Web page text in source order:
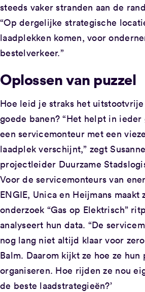
steeds vaker stranden aan de
“Op dergelijke strategische
laadplekken komen, voor
bestelverkeer.”
Oplossen van puzzel
Hoe leid je straks het
goede banen? “Het helpt in ieder
een servicemonteur met een
laadplek verschijnt,” zegt
projectleider Duurzame
Voor de servicemonteurs van
ENGIE, Unica en Heijmans maakt
onderzoek “Gas op Elektrisch”
analyseert hun data. “De
nog lang niet altijd klaar voor
Balm. Daarom kijkt ze hoe ze hun
organiseren. Hoe rijden ze nou
de beste laadstrategieën?’